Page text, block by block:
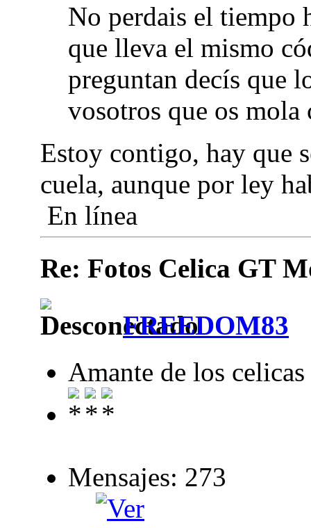
No perdais el tiempo
que lleva el mismo
preguntan decís que
vosotros que os mola
Estoy contigo, hay que
cuela, aunque por ley
En línea
Re: Fotos Celica GT
FREEDOM83
Amante de los celicas
Mensajes: 273